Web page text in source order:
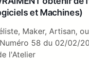
et Machines)
Maker, Artisan,
58 du 02/02/
l'Atelier